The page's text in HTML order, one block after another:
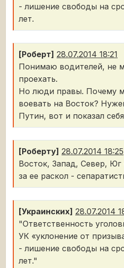
- лишение свободы на
лет.
[Роберт] 28.07.2014 18:21
Понимаю водителей, не
проехать.
Но люди правы. Почему
воевать на Восток?
Путин, вот и показал
[Роберту] 28.07.2014 18:25
Восток, Запад, Север, Юг
за ее раскол -
[Украинских] 28.07.2014
"Ответственность
УК «уклонение от
- лишение свободы на
лет."